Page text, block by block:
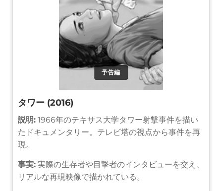
予告編
タワー (2016)
説明: 1966年のテキサス大学タワー射撃事件を描い
たドキュメンタリー。テレビ塔の視点から事件を再
現。
事実: 実際の生存者や目撃者のインタビューを交え、
リアルな再現映像で描かれている。